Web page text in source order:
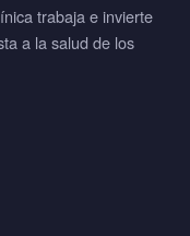
trabaja e invierte
a la salud de los